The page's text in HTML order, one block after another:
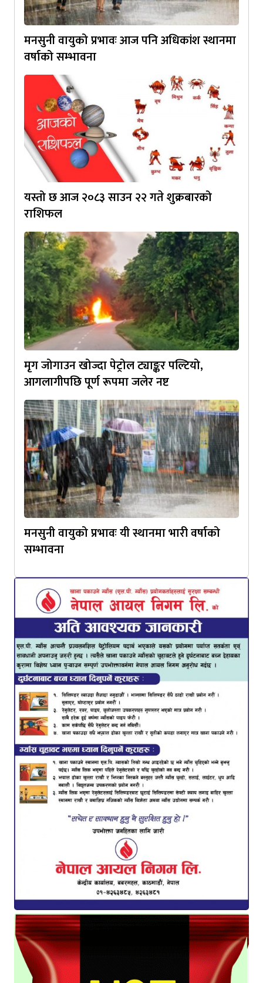
मनसुनी वायुको प्रभावः आज पनि अधिकांश स्थानमा
वर्षाको सम्भावना
यस्तो छ आज २०८३ साउन २२ गते शुक्रबारको
राशिफल
मृग जोगाउन खोज्दा पेट्रोल ट्याङ्कर पल्टियो,
आगलागीपछि पूर्ण रूपमा जलेर नष्ट
मनसुनी वायुको प्रभावः यी स्थानमा भारी वर्षाको
सम्भावना